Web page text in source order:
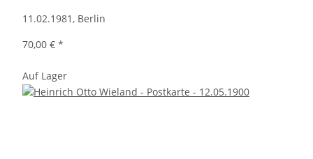
11.02.1981, Berlin
70,00 € *
Auf Lager